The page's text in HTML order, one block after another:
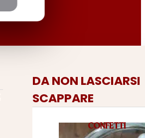
DA NON LASCIARSI
SCAPPARE
CONFETTI